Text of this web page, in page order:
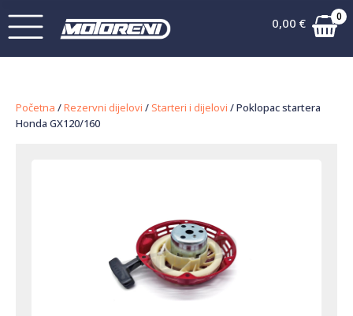
0,00 € 0
Početna /Rezervni dijelovi / Starteri i dijelovi / Poklopac startera
Honda GX120/160